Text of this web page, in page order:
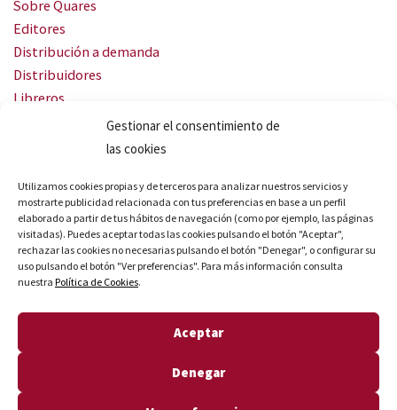
Gestionar el consentimiento de
las cookies
Utilizamos cookies propias y de terceros para analizar nuestros servicios y
mostrarte publicidad relacionada con tus preferencias en base a un perfil
elaborado a partir de tus hábitos de navegación (como por ejemplo, las páginas
visitadas). Puedes aceptar todas las cookies pulsando el botón "Aceptar",
rechazar las cookies no necesarias pulsando el botón "Denegar", o configurar su
uso pulsando el botón "Ver preferencias". Para más información consulta
nuestra Política de Cookies.
Aceptar
Denegar
Sobre Quares
Editores
Distribución a demanda
Distribuidores
Libreros
Servicio Landingweb
Crea tu audiobook
Aviso legal
Política de cookies
Declaración de accesibilidad